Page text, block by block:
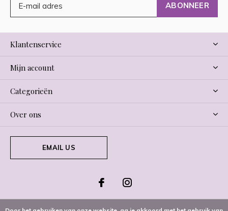
ABONNEER
Klantenservice
Mijn account
Categorieën
Over ons
EMAIL US